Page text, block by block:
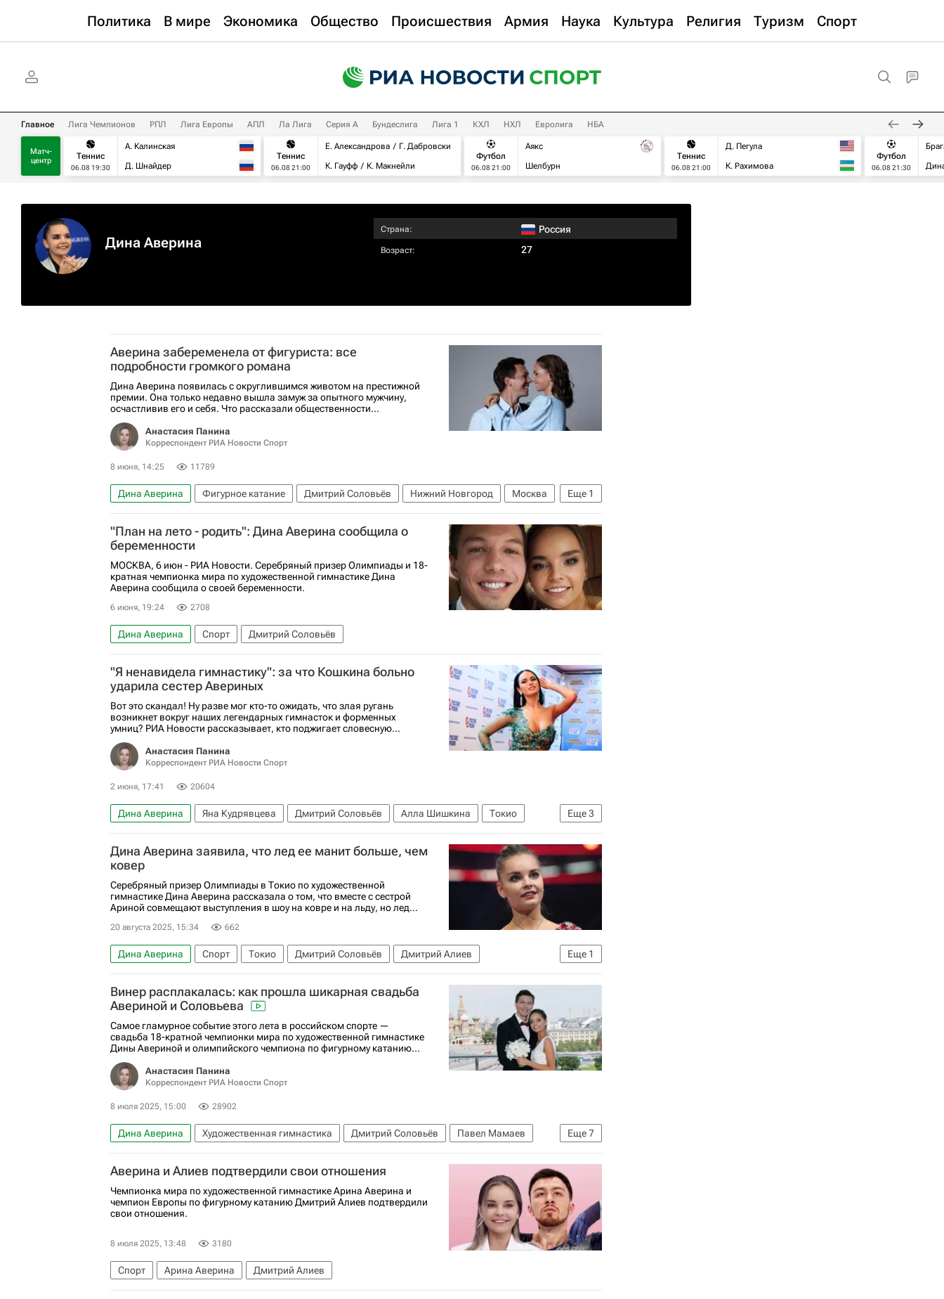
Политика В мире Экономика Общество Происшествия Армия Наука Культура Религия Туризм Спорт
Главное Лига Чемпионов РПЛ Лига Европы АПЛ Ла Лига Серия А Бундеслига Лига 1 КХЛ НХЛ Евролига НБА
Матч-
центр
Теннис
06.08 19:30
А. Калинская
Д. Шнайдер
Теннис
06.08 21:00
Е. Александрова
Г. Дабровски
К. Гауфф
К. Макнейли
Футбол
06.08 21:00
Аякс
Шелбурн
Теннис
06.08 21:00
Д. Пегула
К. Рахимова
Футбол
06.08 21:30
Дина Аверина
Страна: Россия
Возраст: 27
Аверина забеременела от фигуриста: все
подробности громкого романа
Дина Аверина появилась с округлившимся животом на престижной
премии. Она только недавно вышла замуж за опытного мужчину,
осчастливив его и себя. Что рассказали общественности...
Анастасия Панина
Корреспондент РИА Новости Спорт
8 июня, 14:25 11789
Еще 1
Дина Аверина Фигурное катание Дмитрий Соловьёв Нижний Новгород
Москва
Авторы РИА Новости Спорт
"План на лето - родить": Дина Аверина сообщила о
беременности
МОСКВА, 6 июн - РИА Новости. Серебряный призер Олимпиады и 18-
кратная чемпионка мира по художественной гимнастике Дина
Аверина сообщила о своей беременности.
6 июня, 19:24 2708
Дина Аверина Спорт Дмитрий Соловьёв
"Я ненавидела гимнастику": за что Кошкина больно
ударила сестер Авериных
Вот это скандал! Ну разве мог кто-то ожидать, что злая ругань
возникнет вокруг наших легендарных гимнасток и форменных
умниц? РИА Новости рассказывает, кто поджигает словесную...
Анастасия Панина
Корреспондент РИА Новости Спорт
2 июня, 17:41 20604
Еще3
Дина Аверина Яна Кудрявцева Дмитрий Соловьёв Алла Шишкина
Токио
Арина Аверина
Яна Кошкина Авторы РИА Новости Спорт
Дина Аверина заявила, что лед ее манит больше, чем
ковер
Серебряный призер Олимпиады в Токио по художественной
гимнастике Дина Аверина рассказала о том, что вместе с сестрой
Ариной совмещают выступления в шоу на ковре и на льду, но лед...
20 августа 2025, 15:34 662
Еще 1
Дина Аверина Спорт Токио Дмитрий Соловьёв
Дмитрий Алиев
Художественная гимнастика
Винер расплакалась: как прошла шикарная свадьба
Авериной и Соловьева
Самое гламурное событие этого лета в российском спорте —
свадьба 18-кратной чемпионки мира по художественной гимнастике
Дины Авериной и олимпийского чемпиона по фигурному катанию...
Анастасия Панина
Корреспондент РИА Новости Спорт
8 июля 2025, 15:00 28902
Еще7
Дина Аверина Художественная гимнастика Дмитрий Соловьёв
Павел Мамаев
Александр Легков
Арина Аверина Авторы РИА Новости Спорт
Вокруг спорта
Дмитрий Алиев
Ирина Винер Татьяна Навка
Аверина и Алиев подтвердили свои отношения
Чемпионка мира по художественной гимнастике Арина Аверина и
чемпион Европы по фигурному катанию Дмитрий Алиев подтвердили
свои отношения.
8 июля 2025, 13:48 3180
Спорт Арина Аверина Дмитрий Алиев